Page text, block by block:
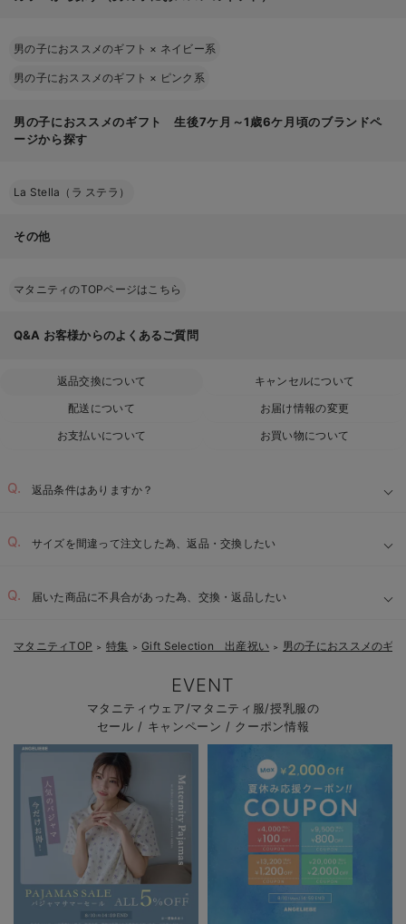
男の子におススメのギフト × ネイビー系
男の子におススメのギフト × ピンク系
男の子におススメのギフト 生後7ケ月～1歳6ケ月頃のブランドペ
ージから探す
La Stella（ラ ステラ）
その他
マタニティのTOPページはこちら
Q&A お客様からのよくあるご質問
返品交換について
キャンセルについて
配送について
お届け情報の変更
お支払いについて
お買い物について
返品条件はありますか？
サイズを間違って注文した為、返品・交換したい
届いた商品に不具合があった為、交換・返品したい
マタニティTOP ＞ 特集 ＞ Gift Selection 出産祝い ＞ 男の子におススメのギ
EVENT
マタニティウェア/マタニティ服/授乳服の
セール / キャンペーン / クーポン情報